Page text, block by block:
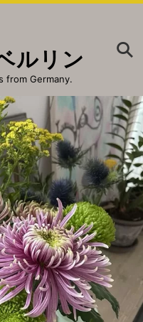
ルリン
from Germany.